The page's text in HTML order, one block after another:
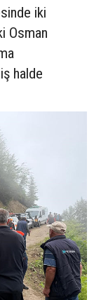
iki
Osman
halde